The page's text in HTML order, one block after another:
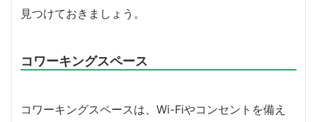
見つけておきましょう。
コワーキングスペース
コワーキングスペースは、Wi-Fiやコンセントを備え